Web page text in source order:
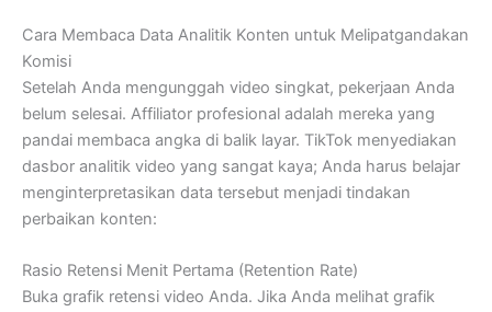
Cara Membaca Data Analitik Konten untuk Melipatgandakan
Komisi
Setelah Anda mengunggah video singkat, pekerjaan Anda
belum selesai. Affiliator profesional adalah mereka yang
pandai membaca angka di balik layar. TikTok menyediakan
dasbor analitik video yang sangat kaya; Anda harus belajar
menginterpretasikan data tersebut menjadi tindakan
perbaikan konten:
Rasio Retensi Menit Pertama (Retention Rate)
Buka grafik retensi video Anda. Jika Anda melihat grafik